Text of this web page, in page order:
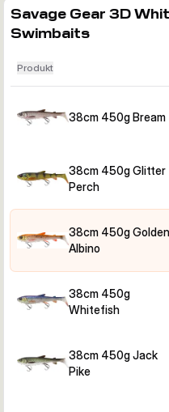
Savage Gear 3D
Swimbaits
Produkt
38cm 450g Bream
38cm 450g Glitter
Perch
38cm 450g Golden
Albino
38cm 450g
Whitefish
38cm 450g Jack
Pike